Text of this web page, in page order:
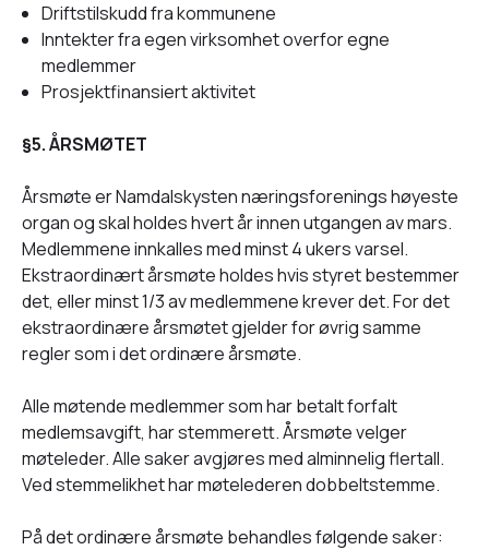
Driftstilskudd fra kommunene
Inntekter fra egen virksomhet overfor egne
medlemmer
Prosjektfinansiert aktivitet
§5. ÅRSMØTET
Årsmøte er Namdalskysten næringsforenings høyeste
organ og skal holdes hvert år innen utgangen av mars.
Medlemmene innkalles med minst 4 ukers varsel.
Ekstraordinært årsmøte holdes hvis styret bestemmer
det, eller minst 1/3 av medlemmene krever det. For det
ekstraordinære årsmøtet gjelder for øvrig samme
regler som i det ordinære årsmøte.
Alle møtende medlemmer som har betalt forfalt
medlemsavgift, har stemmerett. Årsmøte velger
møteleder. Alle saker avgjøres med alminnelig flertall.
Ved stemmelikhet har møtelederen dobbeltstemme.
På det ordinære årsmøte behandles følgende saker: